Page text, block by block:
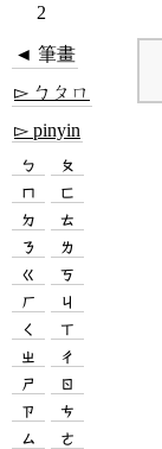
◄ 筆畫
▻ ㄅㄆㄇ
▻ pinyin
ㄅ
ㄆ
ㄇ
ㄈ
ㄉ
ㄊ
ㄋ
ㄌ
ㄍ
ㄎ
ㄏ
ㄐ
ㄑ
ㄒ
ㄓ
ㄔ
ㄕ
ㄖ
ㄗ
ㄘ
ㄙ
ㄜ
2